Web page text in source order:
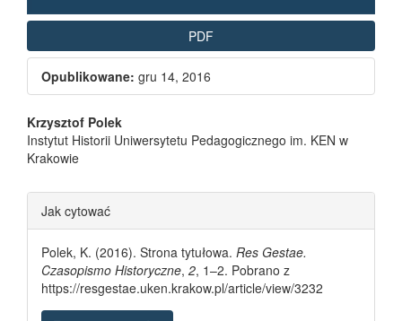
PDF
Opublikowane: gru 14, 2016
Main Article Content
Krzysztof Polek
Instytut Historii Uniwersytetu Pedagogicznego im. KEN w
Krakowie
Article Details
Jak cytować
Polek, K. (2016). Strona tytułowa. Res Gestae.
Czasopismo Historyczne, 2, 1–2. Pobrano z
https://resgestae.uken.krakow.pl/article/view/3232